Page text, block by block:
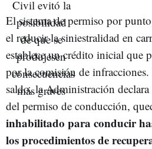
El sistema de permiso por
el reducir la siniestralidad en
establece un crédito inicial que
por la comisión de
saldo, la Administración
del permiso de conducción,
inhabilitado para conducir
los procedimientos de